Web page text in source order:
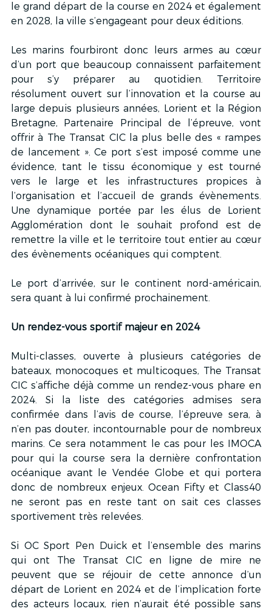
le grand départ de la course en 2024 et également
en 2028, la ville s’engageant pour deux éditions.
Les marins fourbiront donc leurs armes au cœur
d’un port que beaucoup connaissent parfaitement
pour s’y préparer au quotidien. Territoire
résolument ouvert sur l’innovation et la course au
large depuis plusieurs années, Lorient et la Région
Bretagne, Partenaire Principal de l’épreuve, vont
offrir à The Transat CIC la plus belle des « rampes
de lancement ». Ce port s’est imposé comme une
évidence, tant le tissu économique y est tourné
vers le large et les infrastructures propices à
l’organisation et l’accueil de grands évènements.
Une dynamique portée par les élus de Lorient
Agglomération dont le souhait profond est de
remettre la ville et le territoire tout entier au cœur
des évènements océaniques qui comptent.
Le port d’arrivée, sur le continent nord-américain,
sera quant à lui confirmé prochainement.
Un rendez-vous sportif majeur en 2024
Multi-classes, ouverte à plusieurs catégories de
bateaux, monocoques et multicoques, The Transat
CIC s’affiche déjà comme un rendez-vous phare en
2024. Si la liste des catégories admises sera
confirmée dans l’avis de course, l’épreuve sera, à
n’en pas douter, incontournable pour de nombreux
marins. Ce sera notamment le cas pour les IMOCA
pour qui la course sera la dernière confrontation
océanique avant le Vendée Globe et qui portera
donc de nombreux enjeux. Ocean Fifty et Class40
ne seront pas en reste tant on sait ces classes
sportivement très relevées.
Si OC Sport Pen Duick et l’ensemble des marins
qui ont The Transat CIC en ligne de mire ne
peuvent que se réjouir de cette annonce d’un
départ de Lorient en 2024 et de l’implication forte
des acteurs locaux, rien n’aurait été possible sans